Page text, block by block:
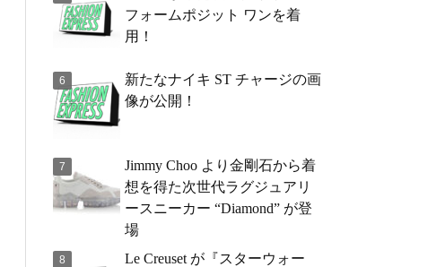
フォームポジット ワンを着
用！
新たなナイキ ST チャージの画
像が公開！
Jimmy Choo より金剛石から着
想を得た次世代ラグジュアリ
ースニーカー “Diamond” が登
場
Le Creuset が『スターウォー